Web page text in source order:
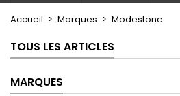
Accueil Marques Modestone
TOUS LES ARTICLES
MARQUES
((cancelText))